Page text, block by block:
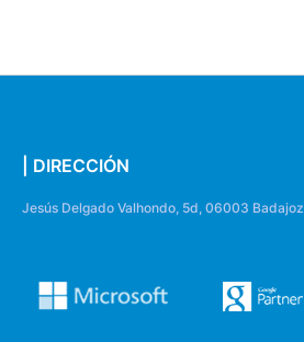
| DIRECCIÓN
Jesús Delgado Valhondo, 5d, 06003 Badajoz